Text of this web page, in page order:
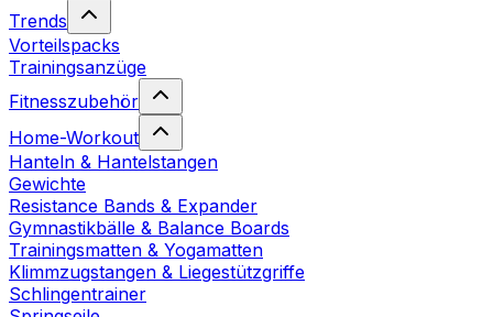
Trends
Vorteilspacks
Trainingsanzüge
Fitnesszubehör
Home-Workout
Hanteln & Hantelstangen
Gewichte
Resistance Bands & Expander
Gymnastikbälle & Balance Boards
Trainingsmatten & Yogamatten
Klimmzugstangen & Liegestützgriffe
Schlingentrainer